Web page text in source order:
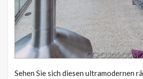
Sehen Sie sich diesen ultramodernen